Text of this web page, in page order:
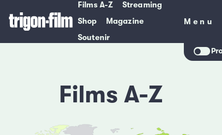
Films A-Z
Streaming
Shop
Magazine
Soutenir
Menu
Menu
Films A-Z